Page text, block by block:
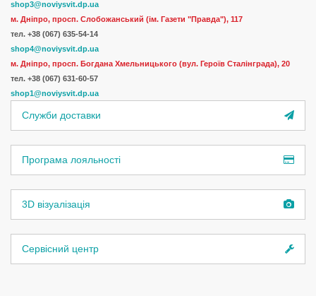
shop3@noviysvit.dp.ua
м. Дніпро, просп. Слобожанський (ім. Газети "Правда"), 117
тел. +38 (067) 635-54-14
shop4@noviysvit.dp.ua
м. Дніпро, просп. Богдана Хмельницького (вул. Героїв Сталінграда), 20
тел. +38 (067) 631-60-57
shop1@noviysvit.dp.ua
Служби доставки
Програма лояльності
3D візуалізація
Сервісний центр